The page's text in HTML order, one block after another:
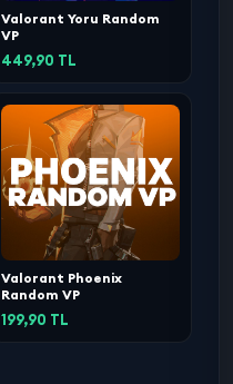
Valorant Yoru Random
VP
449,90 TL
Valorant Phoenix
Random VP
199,90 TL